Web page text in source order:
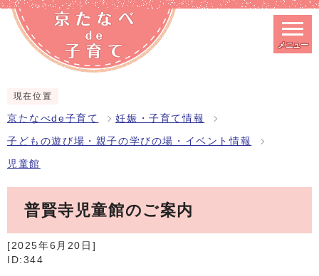
スマートフォン表示用の情報をスキップ
メニュー
現在位置
京たなべde子育て 妊娠・子育て情報
子どもの遊び場・親子の学びの場・イベント情報
児童館
普賢寺児童館のご案内
[2025年6月20日]
ID:344